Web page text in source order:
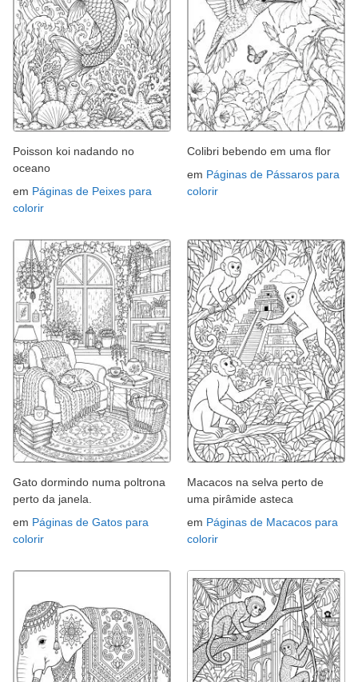
Poisson koi nadando no
oceano
em Páginas de Peixes para
colorir
Colibri bebendo em uma flor
em Páginas de Pássaros para
colorir
Gato dormindo numa poltrona
perto da janela.
em Páginas de Gatos para
colorir
Macacos na selva perto de
uma pirâmide asteca
em Páginas de Macacos para
colorir